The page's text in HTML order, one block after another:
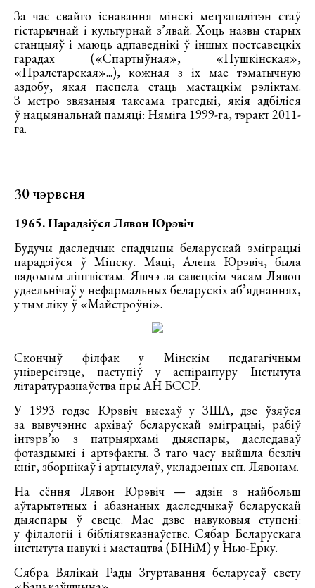
За час свайго існавання мінскі метрапалітэн стаў
гістарычнай і культурнай з’явай. Хоць назвы старых
станцыяў і маюць адпаведнікі ў іншых постсавецкіх
гарадах («Спартыўная», «Пушкінская»,
«Пралетарская»...), кожная з іх мае тэматычную
аздобу, якая паспела стаць мастацкім рэліктам.
З метро звязаныя таксама трагедыі, якія адбіліся
ў нацыянальнай памяці: Няміга 1999-га, тэракт 2011-
га.
30 чэрвеня
1965. Нарадзіўся Лявон Юрэвіч
Будучы даследчык спадчыны беларускай эміграцыі
нарадзіўся ў Мінску. Маці, Алена Юрэвіч, была
вядомым лінгвістам. Яшчэ за савецкім часам Лявон
удзельнічаў у нефармальных беларускіх аб’яднаннях,
у тым ліку ў «Майстроўні».
Скончыў філфак у Мінскім педагагічным
універсітэце, паступіў у аспірантуру Інстытута
літаратуразнаўства пры АН БССР.
У 1993 годзе Юрэвіч выехаў у ЗША, дзе ўзяўся
за вывучэнне архіваў беларускай эміграцыі, рабіў
інтэрв’ю з патрыярхамі дыяспары, даследаваў
фотаздымкі і артэфакты. З таго часу выйшла безліч
кніг, зборнікаў і артыкулаў, укладзеных сп. Лявонам.
На сёння Лявон Юрэвіч — адзін з найбольш
аўтарытэтных і абазнаных даследчыкаў беларускай
дыяспары ў свеце. Мае дзве навуковыя ступені:
у філалогіі і бібліятэказнаўстве. Сябар Беларускага
інстытута навукі і мастацтва (БІНіМ) у Нью-Ёрку.
Сябра Вялікай Рады Згуртавання беларусаў свету